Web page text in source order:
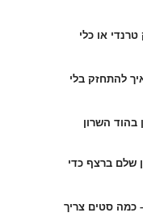
או כלי
להתחזק בלי
בהוד השרון
שלם ברצף כדי
כמה סטים צריך